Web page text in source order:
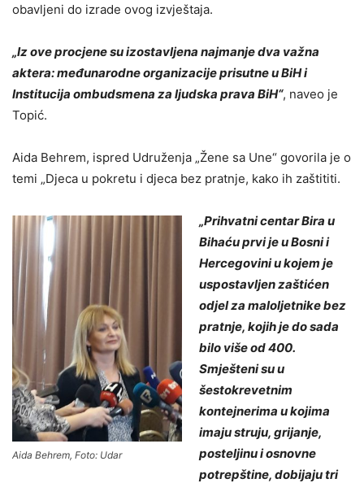
obavljeni do izrade ovog izvještaja.
„Iz ove procjene su izostavljena najmanje dva važna
aktera: međunarodne organizacije prisutne u BiH i
Institucija ombudsmena za ljudska prava BiH“, naveo je
Topić.
Aida Behrem, ispred Udruženja „Žene sa Une“ govorila je o
temi „Djeca u pokretu i djeca bez pratnje, kako ih zaštititi.
Aida Behrem, Foto: Udar
„Prihvatni centar Bira u
Bihaću prvi je u Bosni i
Hercegovini u kojem je
uspostavljen zaštićen
odjel za maloljetnike bez
pratnje, kojih je do sada
bilo više od 400.
Smješteni su u
šestokrevetnim
kontejnerima u kojima
imaju struju, grijanje,
posteljinu i osnovne
potrepštine, dobijaju tri